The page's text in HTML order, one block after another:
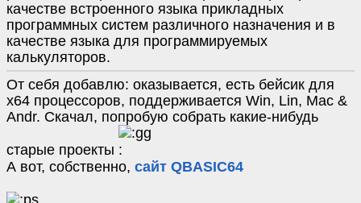
качестве встроенного языка прикладных
программных систем различного назначения и в
качестве языка для программируемых
калькуляторов.
От себя добавлю: оказывается, есть бейсик для
х64 процессоров, поддерживается Win, Lin, Mac &
Andr. Скачал, попробую собрать какие-нибудь
старые проекты
А вот, собственно, сайт QBASIC64